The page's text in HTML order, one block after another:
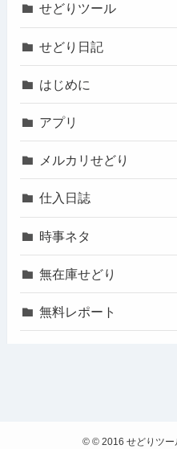
せどりツール
せどり日記
はじめに
アプリ
メルカリせどり
仕入日誌
時事ネタ
無在庫せどり
無料レポート
© © 2016 せどりツー